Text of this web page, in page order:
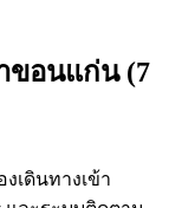
ขอนแก่น (7
เดินทางเข้า